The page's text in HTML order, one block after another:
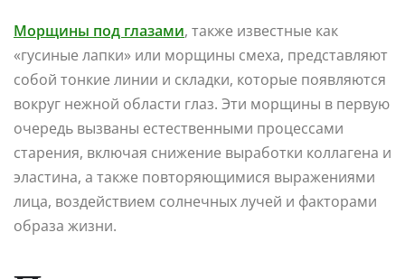
Морщины под глазами, также известные как
«гусиные лапки» или морщины смеха, представляют
собой тонкие линии и складки, которые появляются
вокруг нежной области глаз. Эти морщины в первую
очередь вызваны естественными процессами
старения, включая снижение выработки коллагена и
эластина, а также повторяющимися выражениями
лица, воздействием солнечных лучей и факторами
образа жизни.